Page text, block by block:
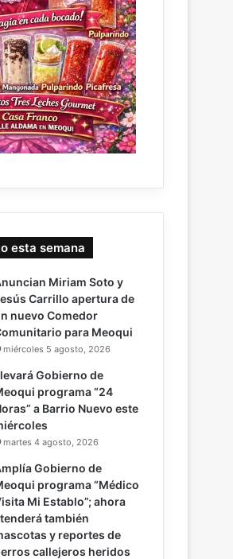
esta semana
Miriam Soto y
Carrillo apertura de
nuevo Comedor
para Meoqui
miércoles 5 agosto, 2026
Gobierno de
programa “24
a Barrio Nuevo este
martes 4 agosto, 2026
Gobierno de
programa “Médico
Mi Establo”; ahora
también
y reportes de
callejeros heridos